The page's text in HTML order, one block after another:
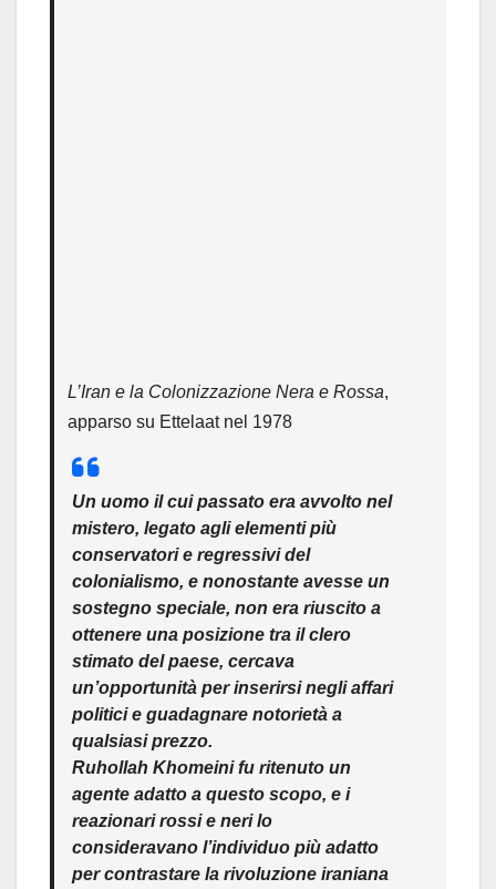
L’Iran e la Colonizzazione Nera e Rossa,
apparso su Ettelaat nel 1978
Un uomo il cui passato era avvolto nel
mistero, legato agli elementi più
conservatori e regressivi del
colonialismo, e nonostante avesse un
sostegno speciale, non era riuscito a
ottenere una posizione tra il clero
stimato del paese, cercava
un’opportunità per inserirsi negli affari
politici e guadagnare notorietà a
qualsiasi prezzo.
Ruhollah Khomeini fu ritenuto un
agente adatto a questo scopo, e i
reazionari rossi e neri lo
consideravano l’individuo più adatto
per contrastare la rivoluzione iraniana